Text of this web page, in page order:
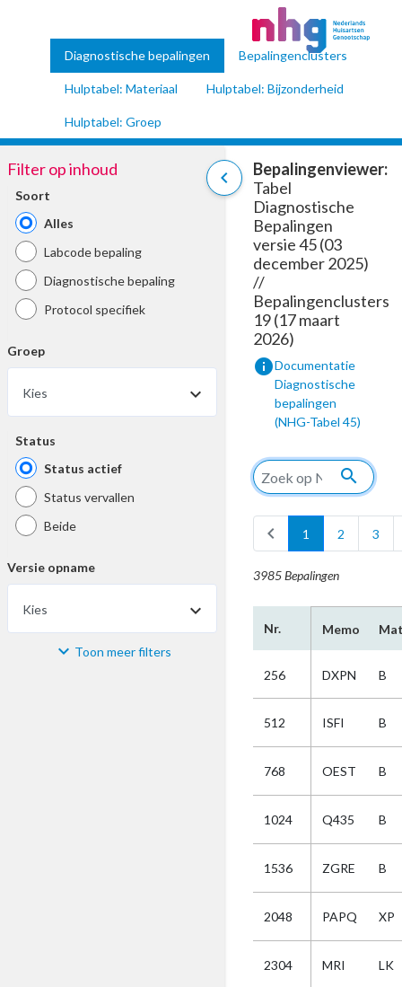
Diagnostische bepalingen Bepalingenclusters
Hulptabel: Materiaal Hulptabel: Bijzonderheid
Hulptabel: Groep
chevron_left
Filter op inhoud
Soort
Alles
Labcode bepaling
Diagnostische bepaling
Protocol specifiek
Groep
Kies
Status
Status actief
Status vervallen
Beide
Versie opname
Kies
Materiaal Toon meer filters
Bepalingenviewer:
Tabel
Diagnostische
Bepalingen
versie 45 (03
december 2025)
//
Bepalingenclusters
19 (17 maart
2026)
infoDocumentatie
Diagnostische
bepalingen
(NHG-Tabel 45)
search
chevron_left 1 2 3
3985 Bepalingen
Nr. Memo
256 DXPN B
512 ISFI B
768 OEST B
1024 Q435 B
1536 ZGRE B
2048 PAPQ XP
2304 MRI LK